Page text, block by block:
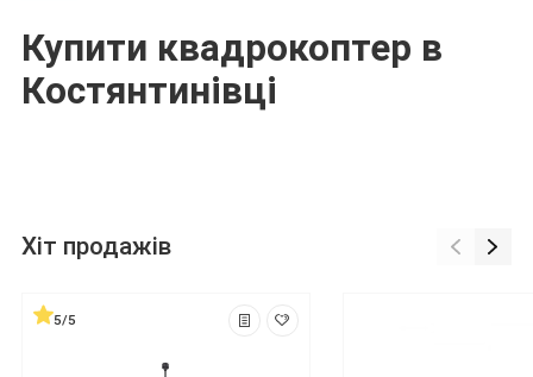
Купити квадрокоптер в
Костянтинівці
Хіт продажів
5/5